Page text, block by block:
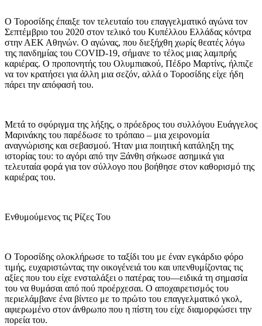
Ο Τοροσίδης έπαιξε τον τελευταίο του επαγγελματικό αγώνα τον
Σεπτέμβριο του 2020 στον τελικό του Κυπέλλου Ελλάδας κόντρα
στην ΑΕΚ Αθηνών. Ο αγώνας, που διεξήχθη χωρίς θεατές λόγω
της πανδημίας του COVID-19, σήμανε το τέλος μιας λαμπρής
καριέρας. Ο προπονητής του Ολυμπιακού, Πέδρο Μαρτίνς, ήλπιζε
να τον κρατήσει για άλλη μια σεζόν, αλλά ο Τοροσίδης είχε ήδη
πάρει την απόφασή του.
Μετά το σφύριγμα της λήξης, ο πρόεδρος του συλλόγου Ευάγγελος
Μαρινάκης του παρέδωσε το τρόπαιο – μια χειρονομία
αναγνώρισης και σεβασμού. Ήταν μια ποιητική κατάληξη της
ιστορίας του: το αγόρι από την Ξάνθη σήκωσε ασημικά για
τελευταία φορά για τον σύλλογο που βοήθησε στον καθορισμό της
καριέρας του.
Ενθυμούμενος τις Ρίζες Του
Ο Τοροσίδης ολοκλήρωσε το ταξίδι του με έναν εγκάρδιο φόρο
τιμής, ευχαριστώντας την οικογένειά του και υπενθυμίζοντας τις
αξίες που του είχε ενσταλάξει ο πατέρας του—ειδικά τη σημασία
του να θυμάσαι από πού προέρχεσαι. Ο αποχαιρετισμός του
περιελάμβανε ένα βίντεο με το πρώτο του επαγγελματικό γκολ,
αφιερωμένο στον άνθρωπο που η πίστη του είχε διαμορφώσει την
πορεία του.